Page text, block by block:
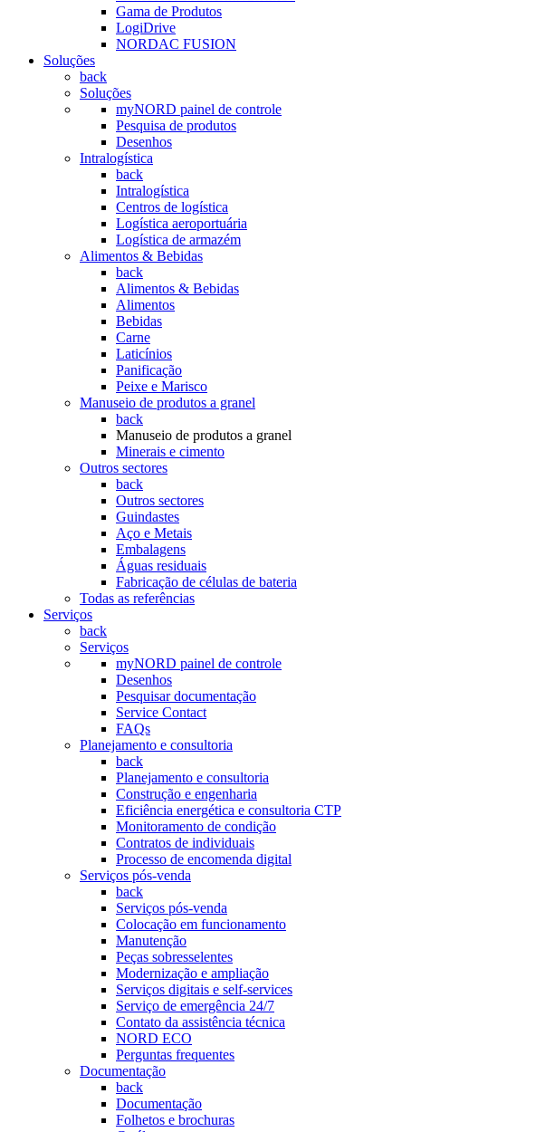
Gama de Produtos
LogiDrive
NORDAC FUSION
Soluções
back
Soluções
myNORD painel de controle
Pesquisa de produtos
Desenhos
Intralogística
back
Intralogística
Centros de logística
Logística aeroportuária
Logística de armazém
Alimentos & Bebidas
back
Alimentos & Bebidas
Alimentos
Bebidas
Carne
Laticínios
Panificação
Peixe e Marisco
Manuseio de produtos a granel
back
Manuseio de produtos a granel
Minerais e cimento
Outros sectores
back
Outros sectores
Guindastes
Aço e Metais
Embalagens
Águas residuais
Fabricação de células de bateria
Todas as referências
Serviços
back
Serviços
myNORD painel de controle
Desenhos
Pesquisar documentação
Service Contact
FAQs
Planejamento e consultoria
back
Planejamento e consultoria
Construção e engenharia
Eficiência energética e consultoria CTP
Monitoramento de condição
Contratos de individuais
Processo de encomenda digital
Serviços pós-venda
back
Serviços pós-venda
Colocação em funcionamento
Manutenção
Peças sobresselentes
Modernização e ampliação
Serviços digitais e self-services
Serviço de emergência 24/7
Contato da assistência técnica
NORD ECO
Perguntas frequentes
Documentação
back
Documentação
Folhetos e brochuras